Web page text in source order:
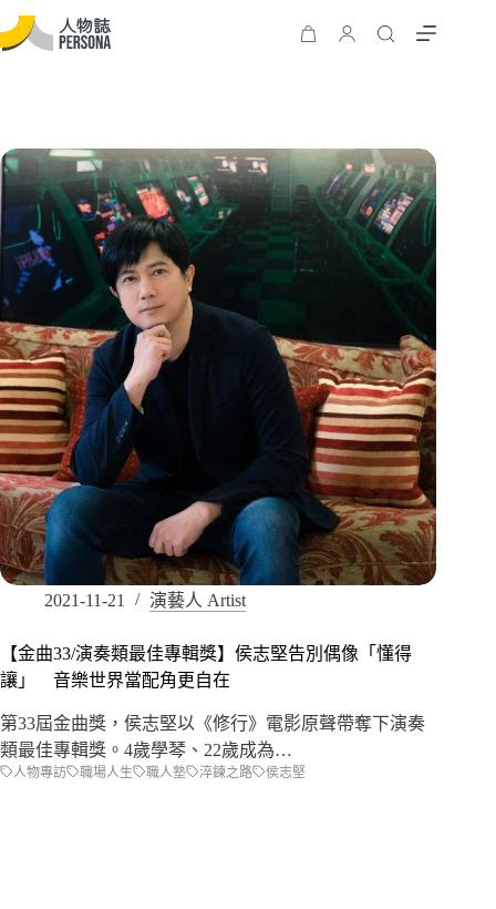
2021-11-21 演藝人 Artist
【金曲33/演奏類最佳專輯獎】侯志堅告別偶像「懂得
讓」 音樂世界當配角更自在
第33屆金曲獎，侯志堅以《修行》電影原聲帶奪下演奏
類最佳專輯獎。4歲學琴、22歲成為…
人物專訪 職場人生 職人塾 淬鍊之路 侯志堅